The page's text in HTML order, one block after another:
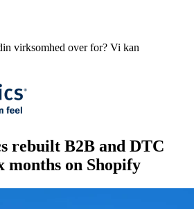
virksomhed over for? Vi kan
rebuilt B2B and DTC
months on Shopify